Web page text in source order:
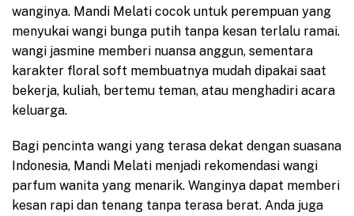
wanginya. Mandi Melati cocok untuk perempuan yang
menyukai wangi bunga putih tanpa kesan terlalu ramai.
wangi jasmine memberi nuansa anggun, sementara
karakter floral soft membuatnya mudah dipakai saat
bekerja, kuliah, bertemu teman, atau menghadiri acara
keluarga.
Bagi pencinta wangi yang terasa dekat dengan suasana
Indonesia, Mandi Melati menjadi rekomendasi wangi
parfum wanita yang menarik. Wanginya dapat memberi
kesan rapi dan tenang tanpa terasa berat. Anda juga